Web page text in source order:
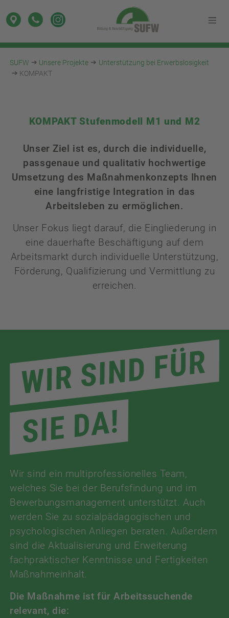
SUFW Unsere Projekte
Unterstützung bei Erwerbslosigkeit
KOMPAKT
KOMPAKT Stufenmodell M1 und M2
Unser Ziel ist es, durch die individuelle,
passgenaue und qualitativ hochwertige
Umsetzung des Maßnahmenkonzepts Ihnen
eine langfristige Integration in das
Arbeitsleben zu ermöglichen.
Unser Fokus liegt darauf, die Eingliederung in
eine dauerhafte Beschäftigung auf dem
Arbeitsmarkt durch individuelle Unterstützung,
Förderung, Qualifizierung und Vermittlung zu
erreichen.
Wir sind ein multiprofessionelles Team,
welches Sie bei der Berufsfindung und im
Bewerbungsmanagement unterstützt. Auch
werden Sie zu sozialpädagogischen und
psychologischen Anliegen beraten. Außerdem
sind die Aktualisierung und Erweiterung
fachpraktischer Kenntnisse und Fertigkeiten
Maßnahmeinhalt.
Die Maßnahme ist für Arbeitssuchende
relevant, die: